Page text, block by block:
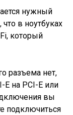
нужный
в ноутбуках
который
разъема нет,
E на PCI-E или
вы
подключиться